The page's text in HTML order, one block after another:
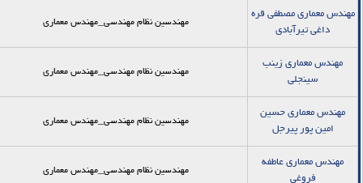
مهندس معماری مصطفی قره
داغی تیرآبادی
مهندسین نظام مهندسی_مهندس معماری
مهندس معماری زینب
سینجلی
مهندسین نظام مهندسی_مهندس معماری
مهندس معماری حسین
امین پور پیرجل
مهندسین نظام مهندسی_مهندس معماری
مهندس معماری عاطفه
فروغی
مهندسین نظام مهندسی_مهندس معماری